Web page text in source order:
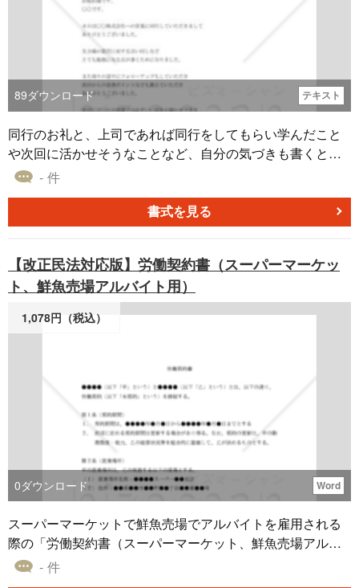
89ダウンロード テキスト
同行のお礼と、上司であれば同行をしてもらい学んだこと
や次回に活かせそうなことなど、自分の気づきも書くとい
い印象を与えます。
- 件
書式を見る
【改正民法対応版】労働契約書（スーパーマーケッ
ト、鮮魚売場アルバイト用）
1,078円（税込）
0ダウンロード Word
スーパーマーケットで鮮魚売場でアルバイトを雇用される
際の「労働契約書（スーパーマーケット、鮮魚売場アルバ
イト用）」雛型です。 適宜ご編集の上でご利用いただけれ
- 件